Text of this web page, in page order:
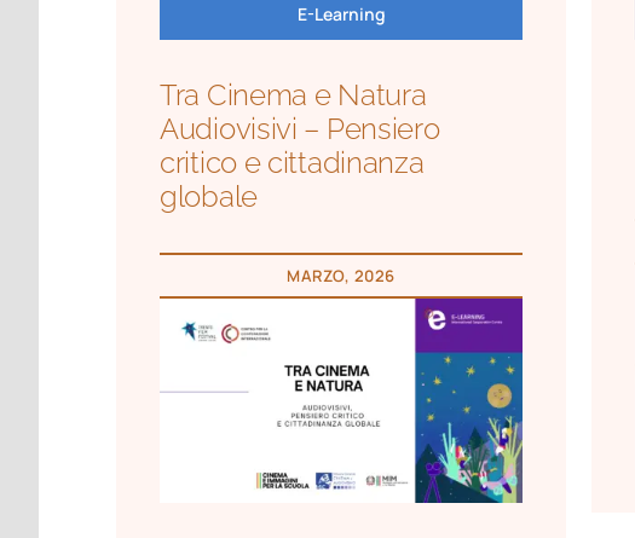
E-Learning
Tra Cinema e Natura
Audiovisivi – Pensiero
critico e cittadinanza
globale
MARZO, 2026